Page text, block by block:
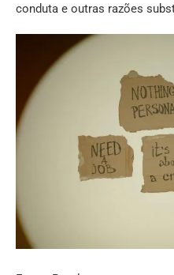
conduta e outras razões